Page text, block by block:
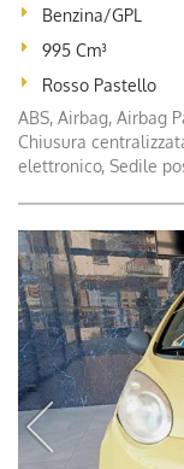
Benzina/GPL
995 Cm³
Rosso Pastello
ABS, Airbag, Airbag
Chiusura
elettronico, Sedile